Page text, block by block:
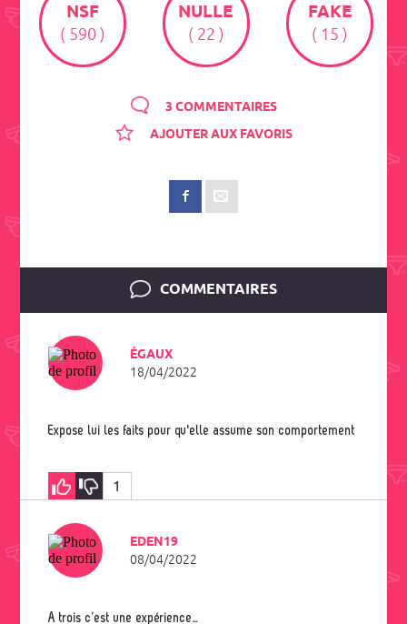
NSF
( 590 )
NULLE
( 22 )
FAKE
( 15 )
3 COMMENTAIRES
AJOUTER AUX FAVORIS
COMMENTAIRES
ÉGAUX
18/04/2022
Expose lui les faits pour qu'elle assume son comportement
1
EDEN19
08/04/2022
A trois c’est une expérience…